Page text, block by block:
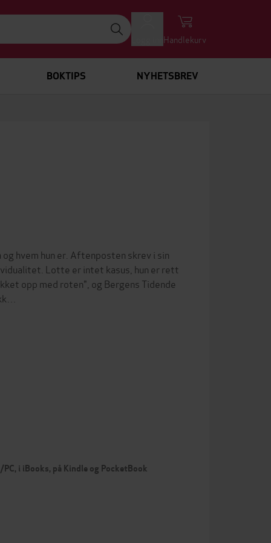
Handlekurv
BOKTIPS NYHETSBREV
hvem hun er. Aftenposten skrev i sin
Lotte er intet kasus, hun er rett
opp med roten", og Bergens Tidende
i iBooks, på Kindle og PocketBook